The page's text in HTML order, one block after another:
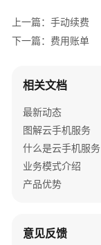
费
单
费
说
明
计
上一篇：手动续费
下一篇：费用账单
相关文档
最新动态
图解云手机服务
什么是云手机服务
业务模式介绍
产品优势
意见反馈